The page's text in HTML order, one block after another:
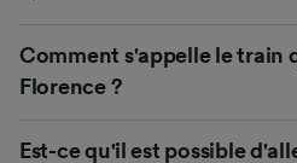
Comment s'appelle le train
Florence ?
Est-ce qu'il est possible